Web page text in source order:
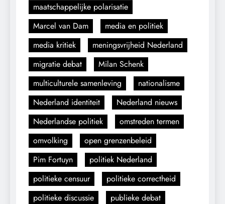
maatschappelijke polarisatie
Marcel van Dam
media en politiek
media kritiek
meningsvrijheid Nederland
migratie debat
Milan Schenk
multiculturele samenleving
nationalisme
Nederland identiteit
Nederland nieuws
Nederlandse politiek
omstreden termen
omvolking
open grenzenbeleid
Pim Fortuyn
politiek Nederland
politieke censuur
politieke correctheid
politieke discussie
publieke debat